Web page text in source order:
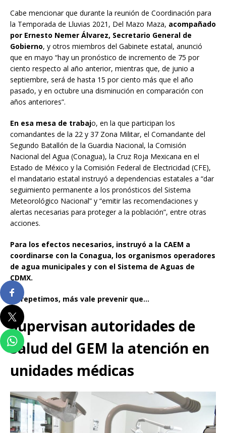
Cabe mencionar que durante la reunión de Coordinación para
la Temporada de Lluvias 2021, Del Mazo Maza, acompañado
por Ernesto Nemer Álvarez, Secretario General de
Gobierno, y otros miembros del Gabinete estatal, anunció
que en mayo “hay un pronóstico de incremento de 75 por
ciento respecto al año anterior, mientras que, de junio a
septiembre, será de hasta 15 por ciento más que el año
pasado, y en octubre una disminución en comparación con
años anteriores”.
En esa mesa de trabajo, en la que participan los
comandantes de la 22 y 37 Zona Militar, el Comandante del
Segundo Batallón de la Guardia Nacional, la Comisión
Nacional del Agua (Conagua), la Cruz Roja Mexicana en el
Estado de México y la Comisión Federal de Electricidad (CFE),
el mandatario estatal instruyó a dependencias estatales a “dar
seguimiento permanente a los pronósticos del Sistema
Meteorológico Nacional” y “emitir las recomendaciones y
alertas necesarias para proteger a la población”, entre otras
acciones.
Para los efectos necesarios, instruyó a la CAEM a
coordinarse con la Conagua, los organismos operadores
de agua municipales y con el Sistema de Aguas de
CDMX.
Lo repetimos, más vale prevenir que…
Supervisan autoridades de
Salud del GEM la atención en
unidades médicas